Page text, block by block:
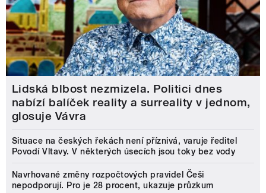
Lidská blbost nezmizela. Politici dnes
nabízí balíček reality a surreality v jednom,
glosuje Vávra
Situace na českých řekách není příznivá, varuje ředitel
Povodí Vltavy. V některých úsecích jsou toky bez vody
Navrhované změny rozpočtových pravidel Češi
nepodporují. Pro je 28 procent, ukazuje průzkum